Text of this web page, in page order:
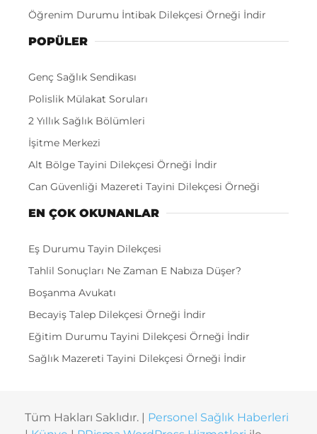
Öğrenim Durumu İntibak Dilekçesi Örneği İndir
POPÜLER
Genç Sağlık Sendikası
Polislik Mülakat Soruları
2 Yıllık Sağlık Bölümleri
İşitme Merkezi
Alt Bölge Tayini Dilekçesi Örneği İndir
Can Güvenliği Mazereti Tayini Dilekçesi Örneği
EN ÇOK OKUNANLAR
Eş Durumu Tayin Dilekçesi
Tahlil Sonuçları Ne Zaman E Nabıza Düşer?
Boşanma Avukatı
Becayiş Talep Dilekçesi Örneği İndir
Eğitim Durumu Tayini Dilekçesi Örneği İndir
Sağlık Mazereti Tayini Dilekçesi Örneği İndir
Tüm Hakları Saklıdır. | Personel Sağlık Haberleri